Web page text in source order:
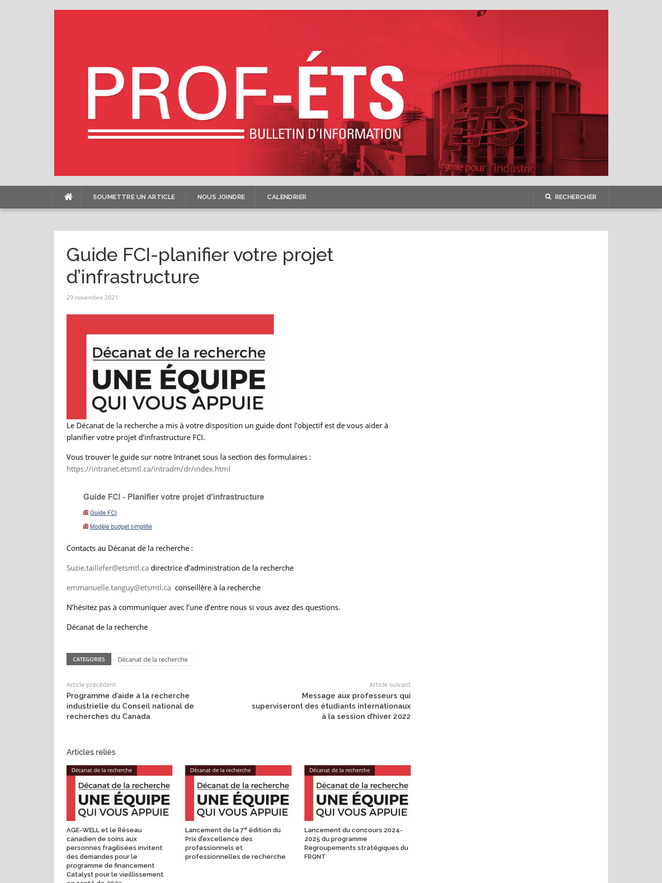
SOUMETTRE UN ARTICLE NOUS JOINDRE CALENDRIER RECHERCHER
Guide FCI-planifier votre projet
d’infrastructure
29 novembre 2021
Le Décanat de la recherche a mis à votre disposition un guide dont l’objectif est de vous aider à
planifier votre projet d’infrastructure FCI.
Vous trouver le guide sur notre Intranet sous la section des formulaires :
https://intranet.etsmtl.ca/intradm/dr/index.html
Contacts au Décanat de la recherche :
Suzie.taillefer@etsmtl.ca directrice d’administration de la recherche
emmanuelle.tanguy@etsmtl.ca conseillère à la recherche
N’hésitez pas à communiquer avec l’une d’entre nous si vous avez des questions.
Décanat de la recherche
CATEGORIES Décanat de la recherche
Article précédent
Programme d’aide à la recherche
industrielle du Conseil national de
recherches du Canada
Article suivant
Message aux professeurs qui
superviseront des étudiants internationaux
à la session d’hiver 2022
Articles reliés
Décanat de la recherche
AGE-WELL et le Réseau
canadien de soins aux
personnes fragilisées invitent
des demandes pour le
programme de financement
Catalyst pour le vieillissement
Décanat de la recherche
Lancement de la 7e édition du
Prix d’excellence des
professionnels et
professionnelles de recherche
Décanat de la recherche
Lancement du concours 2024-
2025 du programme
Regroupements stratégiques du
FRQNT